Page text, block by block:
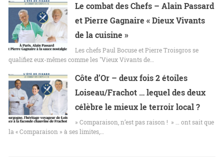
Le combat des Chefs – Alain Passard
et Pierre Gagnaire « Dieux Vivants
de la cuisine »
Les chefs Paul Bocuse et Pierre Troisgros se
qualifiez eux-mêmes comme les "Vieux Vivants de…
Côte d’Or – deux fois 2 étoiles
Loiseau/Frachot … lequel des deux
célèbre le mieux le terroir local ?
» Comparaison, n’est pas raison ! » … ont sait que
la « Comparaison » à ses limites,…